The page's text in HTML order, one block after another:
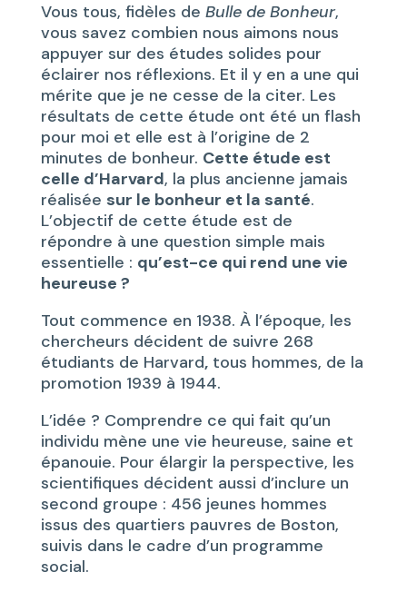
Vous tous, fidèles de Bulle de Bonheur,
vous savez combien nous aimons nous
appuyer sur des études solides pour
éclairer nos réflexions. Et il y en a une qui
mérite que je ne cesse de la citer. Les
résultats de cette étude ont été un flash
pour moi et elle est à l’origine de 2
minutes de bonheur. Cette étude est
celle d’Harvard, la plus ancienne jamais
réalisée sur le bonheur et la santé.
L’objectif de cette étude est de
répondre à une question simple mais
essentielle : qu’est-ce qui rend une vie
heureuse ?
Tout commence en 1938. À l’époque, les
chercheurs décident de suivre 268
étudiants de Harvard,tous hommes, de la
promotion 1939 à 1944.
L’idée ? Comprendre ce qui fait qu’un
individu mène une vie heureuse, saine et
épanouie. Pour élargir la perspective, les
scientifiques décident aussi d’inclure un
second groupe : 456 jeunes hommes
issus des quartiers pauvres de Boston,
suivis dans le cadre d’un programme
social.